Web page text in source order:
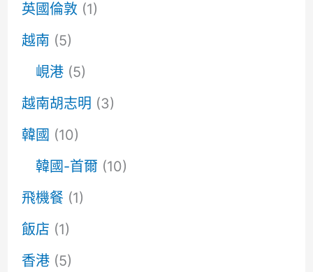
英國倫敦 (1)
越南 (5)
峴港(5)
越南胡志明 (3)
韓國 (10)
韓國-首爾 (10)
飛機餐 (1)
飯店 (1)
香港(5)